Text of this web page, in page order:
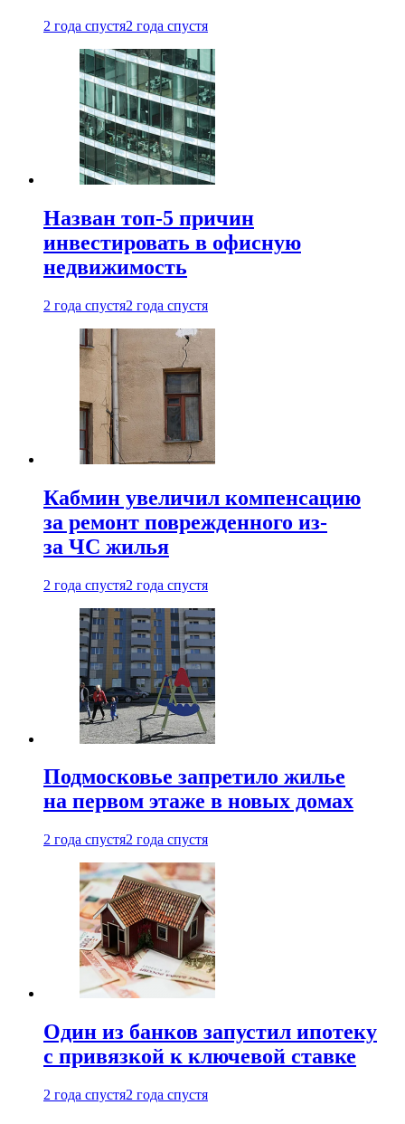
2 года спустя2 года спустя
Назван топ-5 причин
инвестировать в офисную
недвижимость
2 года спустя2 года спустя
Кабмин увеличил компенсацию
за ремонт поврежденного из-
за ЧС жилья
2 года спустя2 года спустя
Подмосковье запретило жилье
на первом этаже в новых домах
2 года спустя2 года спустя
Один из банков запустил ипотеку
с привязкой к ключевой ставке
2 года спустя2 года спустя